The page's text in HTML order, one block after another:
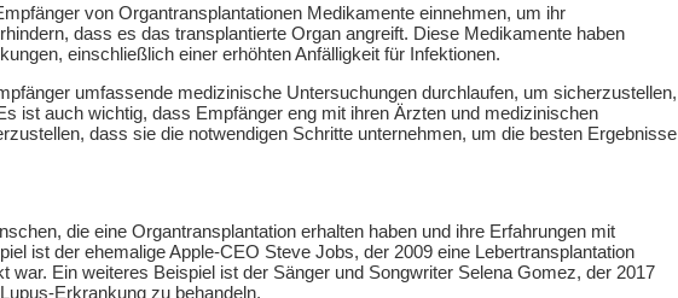
von Organtransplantationen Medikamente einnehmen, um ihr
dass es das transplantierte Organ angreift. Diese Medikamente haben
einschließlich einer erhöhten Anfälligkeit für Infektionen.
umfassende medizinische Untersuchungen durchlaufen, um sicherzustellen,
ist auch wichtig, dass Empfänger eng mit ihren Ärzten und medizinischen
dass sie die notwendigen Schritte unternehmen, um die besten Ergebnisse
die eine Organtransplantation erhalten haben und ihre Erfahrungen mit
ist der ehemalige Apple-CEO Steve Jobs, der 2009 eine Lebertransplantation
war. Ein weiteres Beispiel ist der Sänger und Songwriter Selena Gomez, der 2017
Erkrankung zu behandeln.